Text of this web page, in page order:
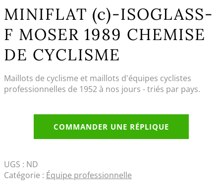
MINIFLAT (c)-ISOGLASS-
F MOSER 1989 CHEMISE
DE CYCLISME
Maillots de cyclisme et maillots d'équipes cyclistes
professionnelles de 1952 à nos jours - triés par pays.
COMMANDER UNE RÉPLIQUE
UGS : ND
Catégorie : Équipe professionnelle